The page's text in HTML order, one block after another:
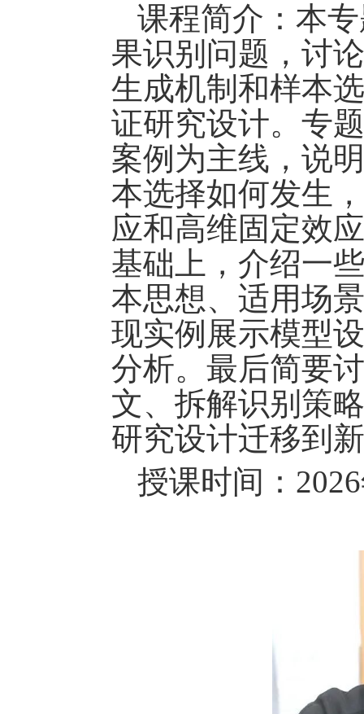
课程简介：本
果识别问题，讨
生成机制和样本
证研究设计。专
案例为主线，说
本选择如何发生
应和高维固定效
基础上，介绍一
本思想、适用场
现实例展示模型
分析。最后简要
文、拆解识别策
研究设计迁移到
授课时间： 2026